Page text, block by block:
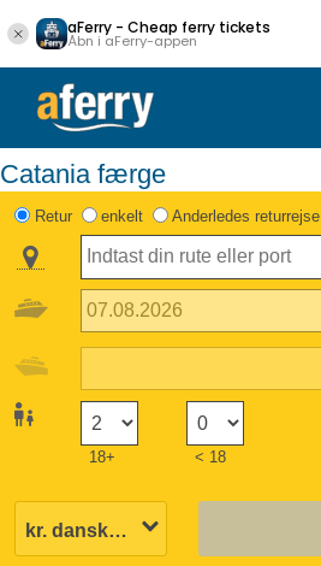
aFerry - Cheap ferry tickets
Åbn i aFerry-appen
Catania færge
Retur enkelt Anderledes returrejse
18+ < 18